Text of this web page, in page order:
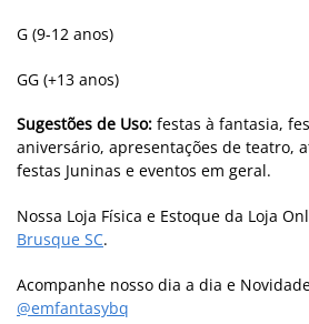
G (9-12 anos)
GG (+13 anos)
Sugestões de Uso: festas à fantasia,
aniversário, apresentações de teatro,
festas Juninas e eventos em geral.
Nossa Loja Física e Estoque da Loja
Brusque SC.
Acompanhe nosso dia a dia e
@emfantasybq